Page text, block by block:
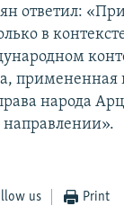
ответил:
в
народа
us Print